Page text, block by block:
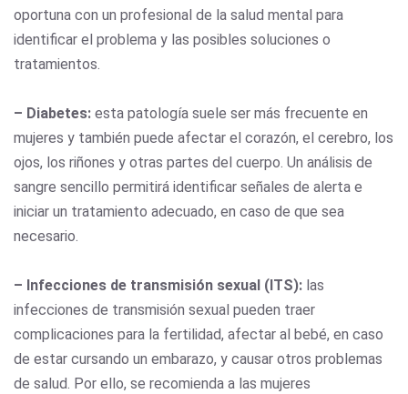
oportuna con un profesional de la salud mental para
identificar el problema y las posibles soluciones o
tratamientos.
– Diabetes: esta patología suele ser más frecuente en
mujeres y también puede afectar el corazón, el cerebro, los
ojos, los riñones y otras partes del cuerpo. Un análisis de
sangre sencillo permitirá identificar señales de alerta e
iniciar un tratamiento adecuado, en caso de que sea
necesario.
– Infecciones de transmisión sexual (ITS): las
infecciones de transmisión sexual pueden traer
complicaciones para la fertilidad, afectar al bebé, en caso
de estar cursando un embarazo, y causar otros problemas
de salud. Por ello, se recomienda a las mujeres